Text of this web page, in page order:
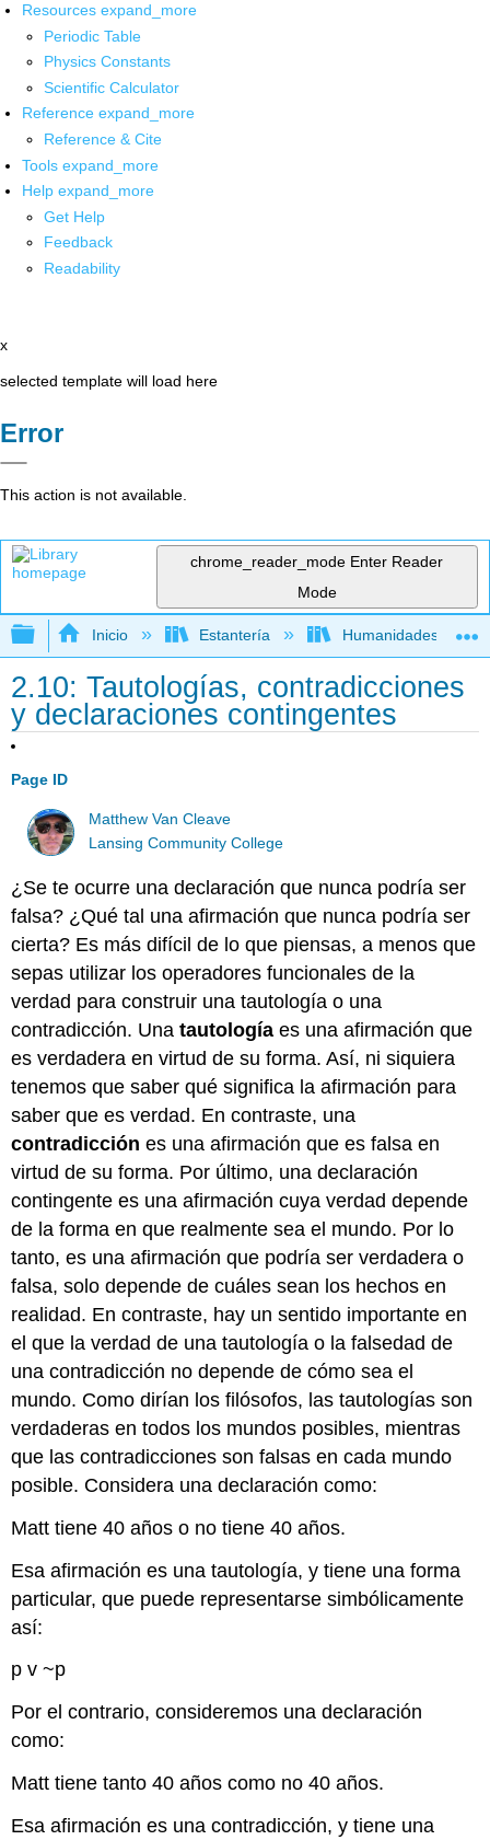
Resources expand_more
Periodic Table
Physics Constants
Scientific Calculator
Reference expand_more
Reference & Cite
Tools expand_more
Help expand_more
Get Help
Feedback
Readability
x
selected template will load here
Error
This action is not available.
chrome_reader_mode Enter Reader
Mode
Expandir/contraer jerarquía global
Inicio Estantería Humanidades
2.10: Tautologías, contradicciones
y declaraciones contingentes
Page ID
Matthew Van Cleave
Lansing Community College
¿Se te ocurre una declaración que nunca podría ser
falsa? ¿Qué tal una afirmación que nunca podría ser
cierta? Es más difícil de lo que piensas, a menos que
sepas utilizar los operadores funcionales de la
verdad para construir una tautología o una
contradicción. Unatautología es una afirmación que
es verdadera en virtud de su forma. Así, ni siquiera
tenemos que saber qué significa la afirmación para
saber que es verdad. En contraste, una
contradicción es una afirmación que es falsa en
virtud de su forma. Por último, una declaración
contingente es una afirmación cuya verdad depende
de la forma en que realmente sea el mundo. Por lo
tanto, es una afirmación que podría ser verdadera o
falsa, solo depende de cuáles sean los hechos en
realidad. En contraste, hay un sentido importante en
el que la verdad de una tautología o la falsedad de
una contradicción no depende de cómo sea el
mundo. Como dirían los filósofos, las tautologías son
verdaderas en todos los mundos posibles, mientras
que las contradicciones son falsas en cada mundo
posible. Considera una declaración como:
Matt tiene 40 años o no tiene 40 años.
Esa afirmación es una tautología, y tiene una forma
particular, que puede representarse simbólicamente
así:
p v ~p
Por el contrario, consideremos una declaración
como:
Matt tiene tanto 40 años como no 40 años.
Esa afirmación es una contradicción, y tiene una